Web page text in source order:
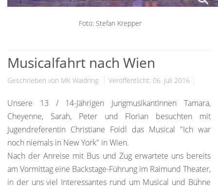
Foto: Stefan Krepper
Musicalfahrt nach Wien
Geschrieben von MK Waidring Veröffentlicht: 06. Juli 2016
Unsere 13 / 14-Jährigen JungmusikantInnen Tamara,
Cheyenne, Sarah, Peter und Florian besuchten mit
Jugendreferentin Christiane Foidl das Musical "Ich war
noch niemals in New York" in Wien.
Nach der Anreise mit Bus und Zug erwartete uns bereits
am Vormittag eine Backstage-Führung im Raimund Theater,
in der uns viel Interessantes rund um Musical und Bühne